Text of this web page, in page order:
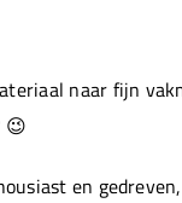
naar fijn
😉
en